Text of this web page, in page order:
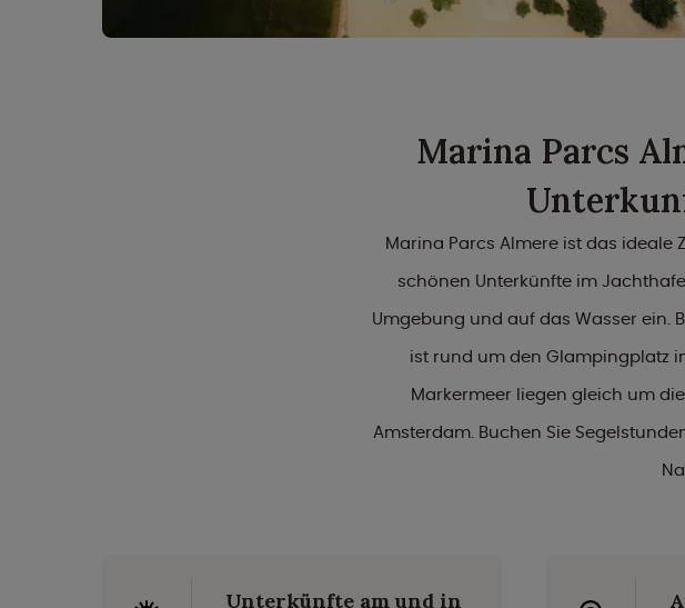
Marina Parcs
Marina Parcs Almere ist das ideale
schönen Unterkünfte im
Umgebung und auf das Wasser ein.
ist rund um den Glampingplatz
Markermeer liegen gleich um
Amsterdam. Buchen Sie
Unterkünfte am und in